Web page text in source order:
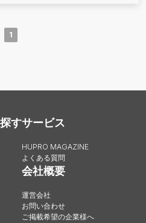
1
すサービス
HUPRO MAGAZINE
よくある質問
会社概要
運営会社
お問い合わせ
ご掲載希望の企業様へ